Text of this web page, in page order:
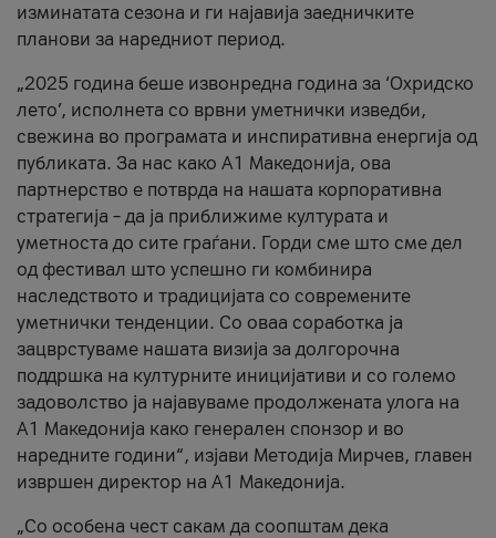
изминатата сезона и ги најавија заедничките
планови за наредниот период.
„2025 година беше извонредна година за ‘Охридско
лето’, исполнета со врвни уметнички изведби,
свежина во програмата и инспиративна енергија од
публиката. За нас како A1 Македонија, ова
партнерство е потврда на нашата корпоративна
стратегија – да ја приближиме културата и
уметноста до сите граѓани. Горди сме што сме дел
од фестивал што успешно ги комбинира
наследството и традицијата со современите
уметнички тенденции. Со оваа соработка ја
зацврстуваме нашата визија за долгорочна
поддршка на културните иницијативи и со големо
задоволство ја најавуваме продолжената улога на
A1 Македонија како генерален спонзор и во
наредните години“, изјави Методија Мирчев, главен
извршен директор на A1 Македонија.
„Со особена чест сакам да соопштам дека